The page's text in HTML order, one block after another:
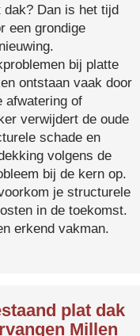
dak? Dan is het tijd
een grondige
bij platte
ontstaan vaak door
afwatering of
verwijdert de oude
schade en
volgens de
bij de kern op.
je structurele
in de toekomst.
erkend vakman.
plat dak
Millen